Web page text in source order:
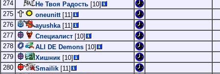
274 Не Твоя Радость [10]
275
oneunitt[11]
276
ayushka[11]
277
Специалист [10]
278
ALI DE Demons [10]
279
Хишник [10]
280
Smailik [11]